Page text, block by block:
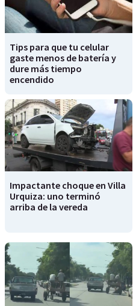
Tips para que tu celular
gaste menos de batería y
dure más tiempo
encendido
Impactante choque en Villa
Urquiza: uno terminó
arriba de la vereda